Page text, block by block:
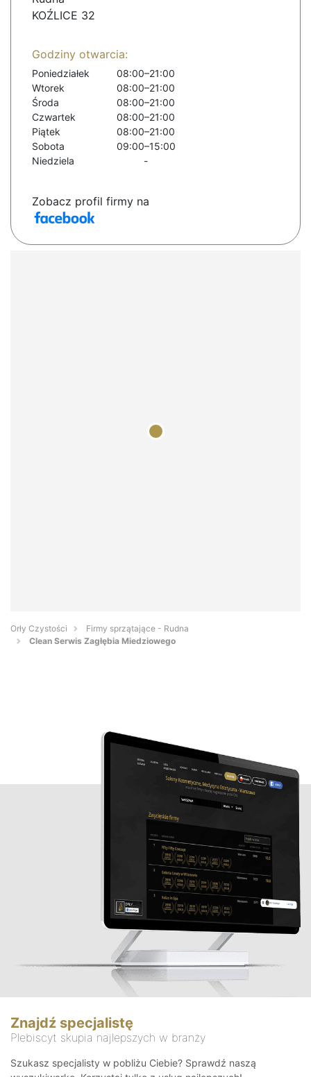
KOŹLICE 32
Godziny otwarcia:
Poniedziałek
08:00–21:00
Wtorek
08:00–21:00
Środa
08:00–21:00
Czwartek
08:00–21:00
Piątek
08:00–21:00
Sobota
09:00–15:00
Niedziela
-
Zobacz profil firmy na
Orły Czystości
Firmy sprzątające - Rudna
Clean Serwis Zagłębia Miedziowego
Znajdź specjalistę
Plebiscyt skupia najlepszych w branży
Szukasz specjalisty w pobliżu Ciebie? Sprawdź naszą